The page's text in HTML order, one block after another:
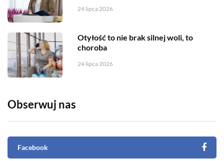
24 lipca 2026
Otyłość to nie brak silnej woli, to
choroba
24 lipca 2026
Obserwuj nas
Facebook